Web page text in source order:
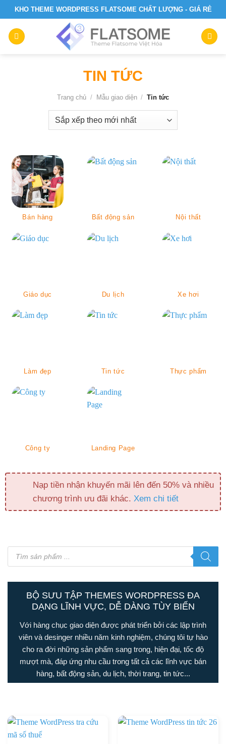
Skip
to
content
KHO THEME WORDPRESS FLATSOME CHẤT LƯỢNG - GIÁ RẺ
TIN TỨC
Trang chủ / Mẫu giao diện / Tin tức
Bán hàng Bất động sản Nội thất
Giáo dục Du lịch Xe hơi
Làm đẹp Tin tức Thực phẩm
Công ty Landing Page
Nạp tiền nhận khuyến mãi lên đến 50% và nhiều
chương trình ưu đãi khác. Xem chi tiết
Tìm
kiếm
sản
BỘ SƯU TẬP THEMES WORDPRESS ĐA
DẠNG LĨNH VỰC, DỄ DÀNG TÙY BIẾN
Với hàng chục giao diện được phát triển bởi các lập trình
viên và desinger nhiều năm kinh nghiệm, chúng tôi tự hào
cho ra đời những sản phẩm sang trong, hiện đại, tốc độ
mượt mà, đáp ứng nhu cầu trong tất cả các lĩnh vực bán
hàng, bất động sản, du lịch, thời trang, tin tức...